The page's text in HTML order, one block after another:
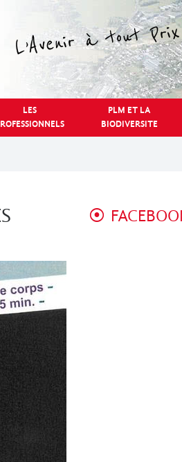
LES
PLM ET LA
BIODIVERSITE